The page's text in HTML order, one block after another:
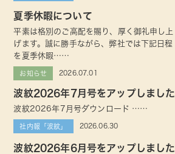
夏季休暇について
平素は格別のご高配を賜り、厚く御礼申し上
げます。誠に勝手ながら、弊社では下記日程
を夏季休暇……
お知らせ 2026.07.01
波紋2026年7月号をアップしました
波紋2026年7月号ダウンロード ……
社内報「波紋」 2026.06.30
波紋2026年6月号をアップしました